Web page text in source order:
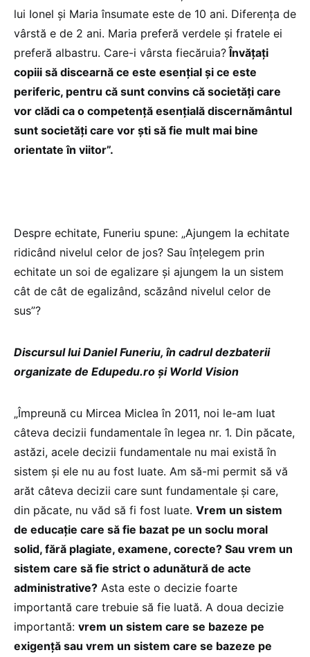
lui Ionel și Maria însumate este de 10 ani. Diferența de
vârstă e de 2 ani. Maria preferă verdele și fratele ei
preferă albastru. Care-i vârsta fiecăruia?Învățați
copiii să discearnă ce este esențial și ce este
periferic, pentru că sunt convins că societăți care
vor clădi ca o competență esențială discernământul
sunt societăți care vor ști să fie mult mai bine
orientate în viitor”.
Despre echitate, Funeriu spune: „Ajungem la echitate
ridicând nivelul celor de jos? Sau înțelegem prin
echitate un soi de egalizare și ajungem la un sistem
cât de cât de egalizând, scăzând nivelul celor de
sus”?
Discursul lui Daniel Funeriu, în cadrul dezbaterii
organizate de Edupedu.ro și World Vision
„Împreună cu Mircea Miclea în 2011, noi le-am luat
câteva decizii fundamentale în legea nr. 1. Din păcate,
astăzi, acele decizii fundamentale nu mai există în
sistem și ele nu au fost luate. Am să-mi permit să vă
arăt câteva decizii care sunt fundamentale și care,
din păcate, nu văd să fi fost luate. Vrem un sistem
de educație care să fie bazat pe un soclu moral
solid, fără plagiate, examene, corecte? Sau vrem un
sistem care să fie strict o adunătură de acte
administrative? Asta este o decizie foarte
importantă care trebuie să fie luată. A doua decizie
importantă: vrem un sistem care se bazeze pe
exigență sau vrem un sistem care se bazeze pe